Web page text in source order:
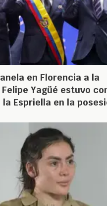
en Florencia a la
Yagüé estuvo
Espriella en la